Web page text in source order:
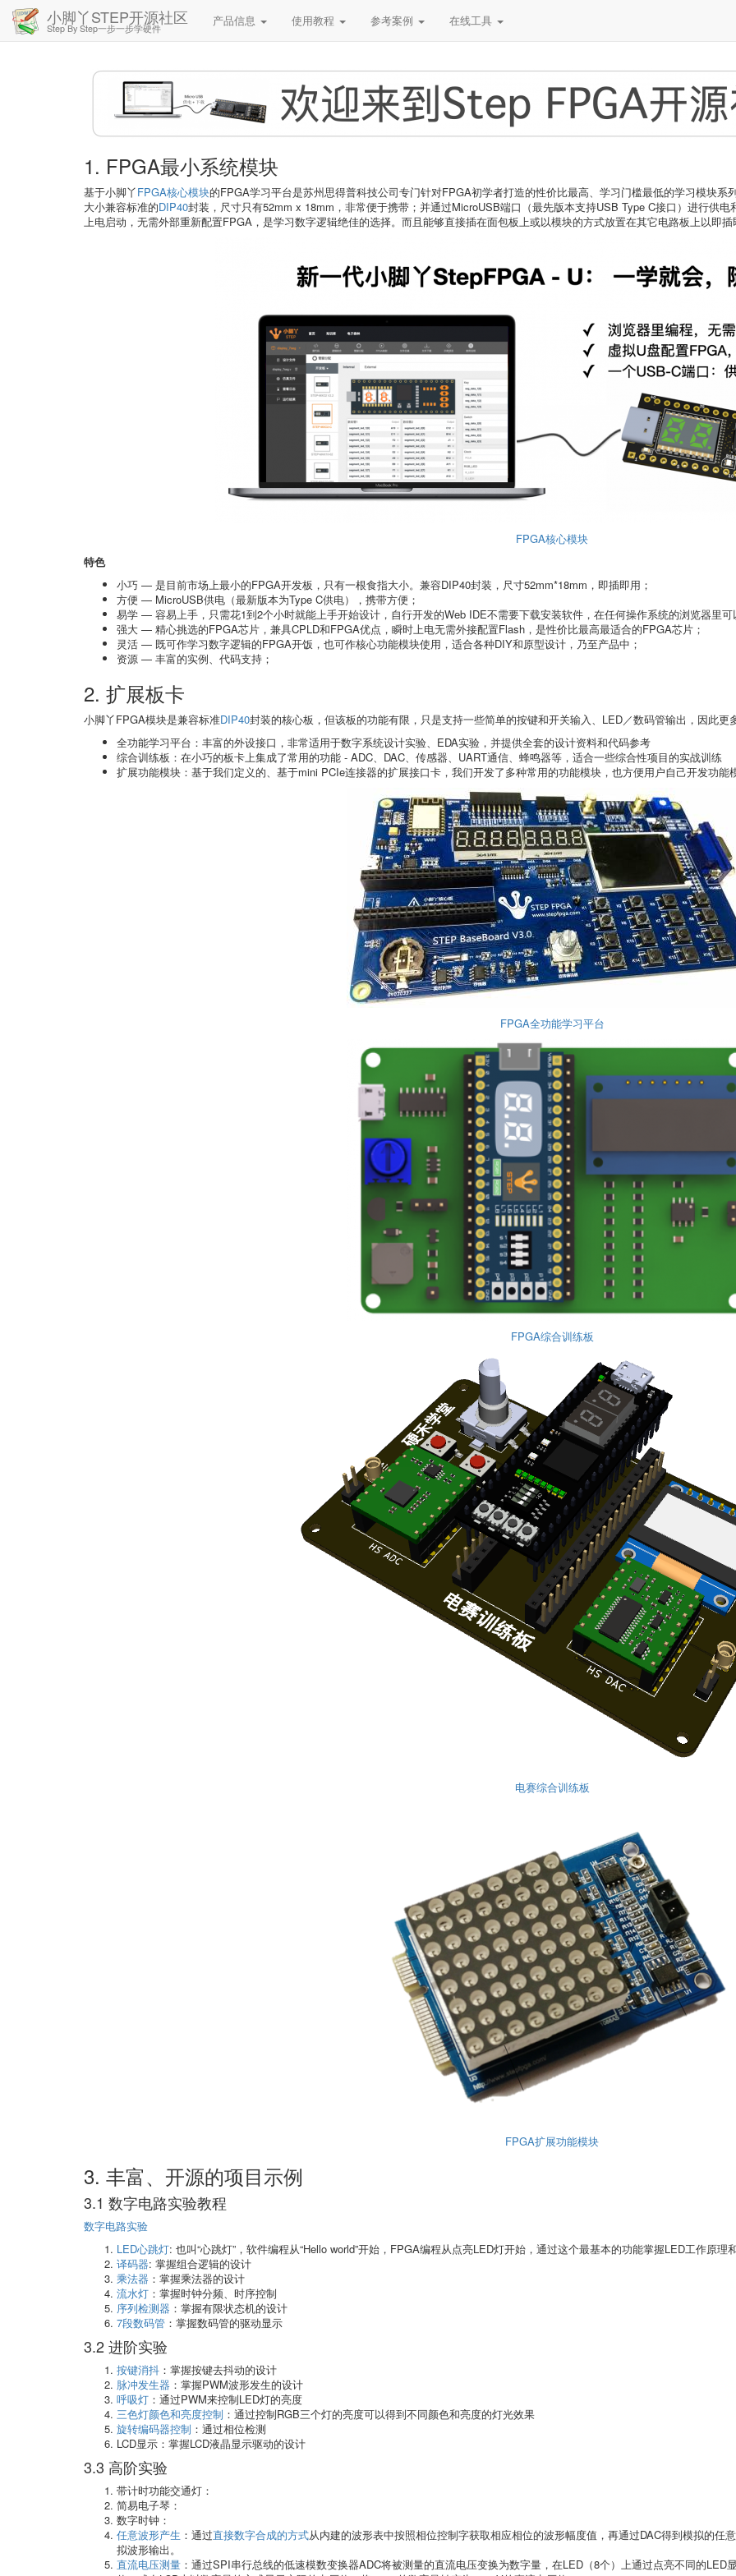
小脚丫STEP开源社区
Step By Step一步一步学硬件
产品信息 使用教程 参考案例 在线工具
1. FPGA最小系统模块
基于小脚丫FPGA核心模块的FPGA学习平台是苏州思得普科技公司专门针对FPGA初学者打造的性价比最高、学习门槛最低的学习模块系
大小兼容标准的DIP40封装，尺寸只有52mm x 18mm，非常便于携带；并通过MicroUSB端口（最先版本支持USB Type C接口）进行供
上电启动，无需外部重新配置FPGA，是学习数字逻辑绝佳的选择。而且能够直接插在面包板上或以模块的方式放置在其它电路板上以即
FPGA核心模块
特色
小巧 — 是目前市场上最小的FPGA开发板，只有一根食指大小。兼容DIP40封装，尺寸52mm*18mm，即插即用；
方便 — MicroUSB供电（最新版本为Type C供电），携带方便；
易学 — 容易上手，只需花1到2个小时就能上手开始设计，自行开发的Web IDE不需要下载安装软件，在任何操作系统的浏览器里
强大 — 精心挑选的FPGA芯片，兼具CPLD和FPGA优点，瞬时上电无需外接配置Flash，是性价比最高最适合的FPGA芯片；
灵活 — 既可作学习数字逻辑的FPGA开饭，也可作核心功能模块使用，适合各种DIY和原型设计，乃至产品中；
资源 — 丰富的实例、代码支持；
2. 扩展板卡
小脚丫FPGA模块是兼容标准DIP40封装的核心板，但该板的功能有限，只是支持一些简单的按键和开关输入、LED／数码管输出，因此
全功能学习平台：丰富的外设接口，非常适用于数字系统设计实验、EDA实验，并提供全套的设计资料和代码参考
综合训练板：在小巧的板卡上集成了常用的功能 - ADC、DAC、传感器、UART通信、蜂鸣器等，适合一些综合性项目的实战训练
扩展功能模块：基于我们定义的、基于mini PCIe连接器的扩展接口卡，我们开发了多种常用的功能模块，也方便用户自己开发功能
FPGA全功能学习平台
FPGA综合训练板
电赛综合训练板
FPGA扩展功能模块
3. 丰富、开源的项目示例
3.1 数字电路实验教程
数字电路实验
LED心跳灯: 也叫“心跳灯”，软件编程从“Hello world”开始，FPGA编程从点亮LED灯开始，通过这个最基本的功能掌握LED工作原理
译码器: 掌握组合逻辑的设计
乘法器 ：掌握乘法器的设计
流水灯 ：掌握时钟分频、时序控制
序列检测器 ：掌握有限状态机的设计
7段数码管 ：掌握数码管的驱动显示
3.2 进阶实验
按键消抖 ：掌握按键去抖动的设计
脉冲发生器 ：掌握PWM波形发生的设计
呼吸灯 ：通过PWM来控制LED灯的亮度
三色灯颜色和亮度控制 ：通过控制RGB三个灯的亮度可以得到不同颜色和亮度的灯光效果
旋转编码器控制 ：通过相位检测
LCD显示：掌握LCD液晶显示驱动的设计
3.3 高阶实验
带计时功能交通灯：
简易电子琴：
数字时钟：
任意波形产生 ：通过直接数字合成的方式从内建的波形表中按照相位控制字获取相应相位的波形幅度值，再通过DAC得到模拟的任
拟波形输出。
直流电压测量 ：通过SPI串行总线的低速模数变换器ADC将被测量的直流电压变换为数字量，在LED（8个）上通过点亮不同的